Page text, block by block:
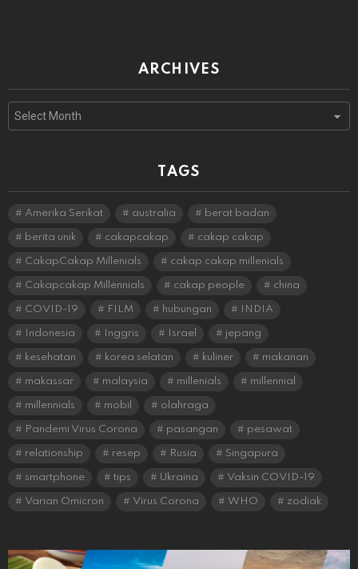
ARCHIVES
Archives
TAGS
Amerika Serikat australia berat badan
berita unik cakapcakap cakap cakap
CakapCakap Millenials cakap cakap millenials
Cakapcakap Millennials cakap people china
COVID-19 FILM hubungan INDIA
Indonesia Inggris Israel jepang
kesehatan korea selatan kuliner makanan
makassar malaysia millenials millennial
millennials mobil olahraga
Pandemi Virus Corona pasangan pesawat
relationship resep Rusia Singapura
smartphone tips Ukraina Vaksin COVID-19
Varian Omicron Virus Corona WHO zodiak